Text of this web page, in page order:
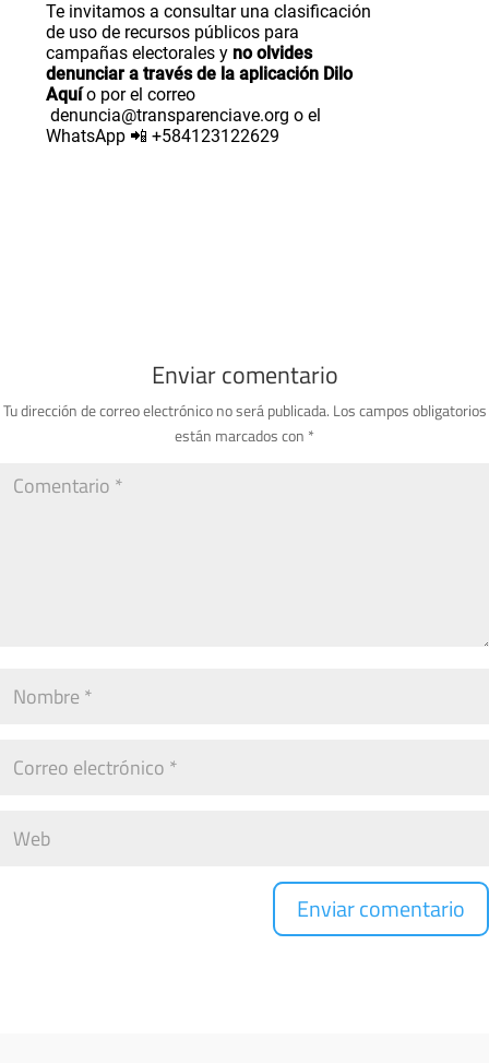
Te invitamos a consultar una clasificación
de uso de recursos públicos para
campañas electorales y no olvides
denunciar a través de la aplicación Dilo
Aquío por el correo
denuncia@transparenciave.org o el
WhatsApp 📲 +584123122629
Enviar comentario
Tu dirección de correo electrónico no será publicada. Los campos obligatorios
están marcados con *